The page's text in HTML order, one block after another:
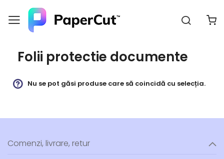
Navigați
Folii protectie documente
Nu se pot găsi produse care să coincidă cu selecția.
Comenzi, livrare, retur